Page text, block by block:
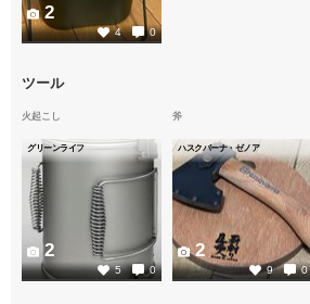
4 0
2
ツール
火起こし
グリーンライフ
5 0
2
斧
ハスクバーナ・ゼノア
9 0
2